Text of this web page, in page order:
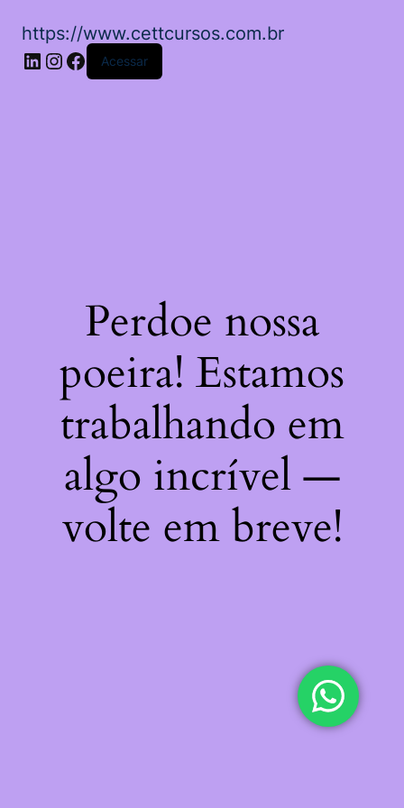
https://www.cettcursos.com.br
LinkedIn
Instagram
Facebook
Acessar
Perdoe nossa
poeira! Estamos
trabalhando em
algo incrível —
volte em breve!